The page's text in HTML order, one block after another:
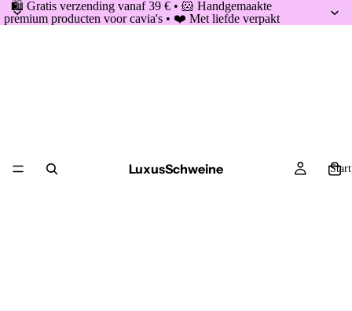
🛍️ Gratis verzending vanaf 39 € • 🐹 Handgemaakte
premium producten voor cavia's • ❤️ Met liefde verpakt
LuxusSchweine